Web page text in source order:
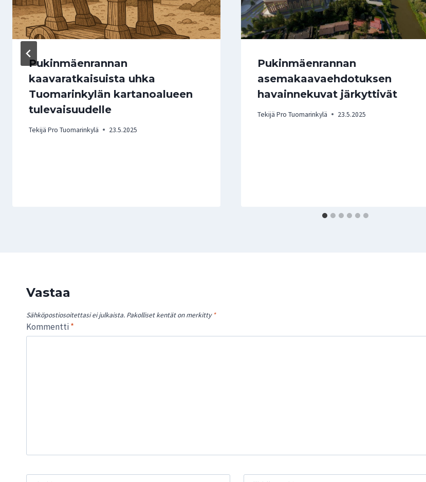
Pukinmäenrannan
kaavaratkaisuista uhka
Tuomarinkylän kartanoalueen
tulevaisuudelle
Tekijä Pro Tuomarinkylä 23.5.2025
Pukinmäenrannan
asemakaavaehdotuksen
havainnekuvat järkyttivät
Tekijä Pro Tuomarinkylä 23.5.2025
Vastaa
Sähköpostiosoitettasi ei julkaista. Pakolliset kentät on merkitty *
Kommentti *